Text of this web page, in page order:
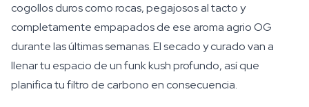
cogollos duros como rocas, pegajosos al tacto y
completamente empapados de ese aroma agrio OG
durante las últimas semanas. El secado y curado van a
llenar tu espacio de un funk kush profundo, así que
planifica tu filtro de carbono en consecuencia.